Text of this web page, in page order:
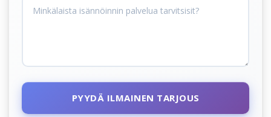
PYYDÄ ILMAINEN TARJOUS